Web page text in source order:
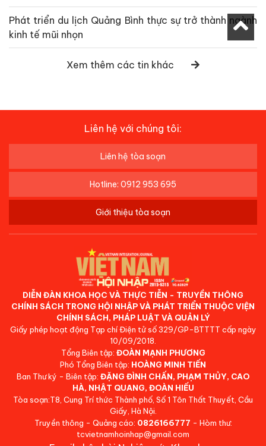
Phát triển du lịch Quảng Bình thực sự trở thành ngành
kinh tế mũi nhọn
Xem thêm các tin khác
Liên hệ với chúng tôi:
Liên hệ tòa soạn
Hotline: 0912 953 695
Giới thiệu tòa soạn
DIỄN ĐÀN KHOA HỌC VÀ THỰC TIỄN - TRUYỀN THÔNG
CHÍNH SÁCH TRONG HỘI NHẬP VÀ PHÁT TRIỂN THUỘC VIỆN
CHÍNH SÁCH, PHÁP LUẬT VÀ QUẢN LÝ
Giấy phép hoạt động Tạp chí Điện tử số 329/GP-BTTTT cấp ngày
10/09/2018.
Tổng Biên tập: ĐOÀN MẠNH PHƯƠNG
Phó Tổng Biên tập: HOÀNG MINH TIẾN
Ban Thư ký - Biên tập: ĐẶNG ĐÌNH CHẤN, PHẠM THỦY, CAO
HÀ, NHẬT QUANG, ĐOÀN HIẾU
Tòa soạn:T8, Cung Trí thức Thành phố, Số 1 Tôn Thất Thuyết, Cầu
Giấy, Hà Nội.
Truyền thông - Quảng cáo: 0826166777 - Hòm thư:
tcvietnamhoinhap@gmail.com